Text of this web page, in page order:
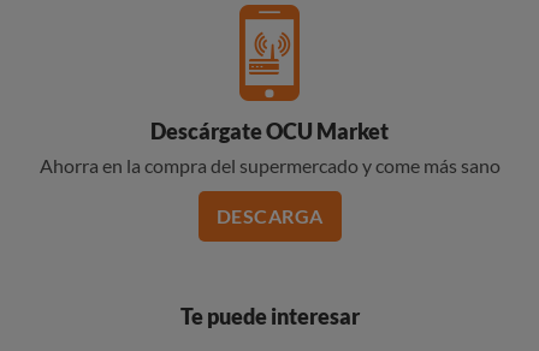
Descárgate OCU Market
Ahorra en la compra del supermercado y come más sano
DESCARGA
Te puede interesar